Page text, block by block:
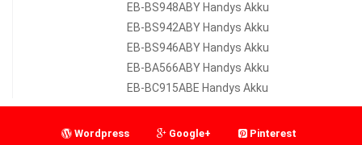
EB-BS948ABY Handys Akku
EB-BS942ABY Handys Akku
EB-BS946ABY Handys Akku
EB-BA566ABY Handys Akku
EB-BC915ABE Handys Akku
Wordpress Google+
Pinterest